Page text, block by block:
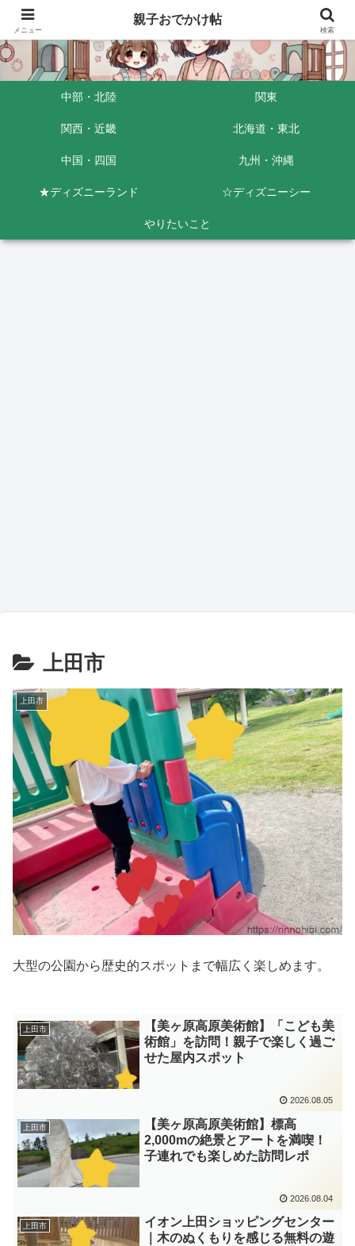
中部・北陸 関東
関西・近畿 北海道・東北
中国・四国 九州・沖縄
★ディズニーランド ☆ディズニーシー
やりたいこと
上田市
上田市
大型の公園から歴史的スポットまで幅広く楽しめます。
上田市
【美ヶ原高原美術館】「こども美
術館」を訪問！親子で楽しく過ご
せた屋内スポット
2026.08.05
上田市
【美ヶ原高原美術館】標高
2,000mの絶景とアートを満喫！
子連れでも楽しめた訪問レポ
2026.08.04
上田市
イオン上田ショッピングセンター
｜木のぬくもりを感じる無料の遊
メニュー
親子おでかけ帖
検索